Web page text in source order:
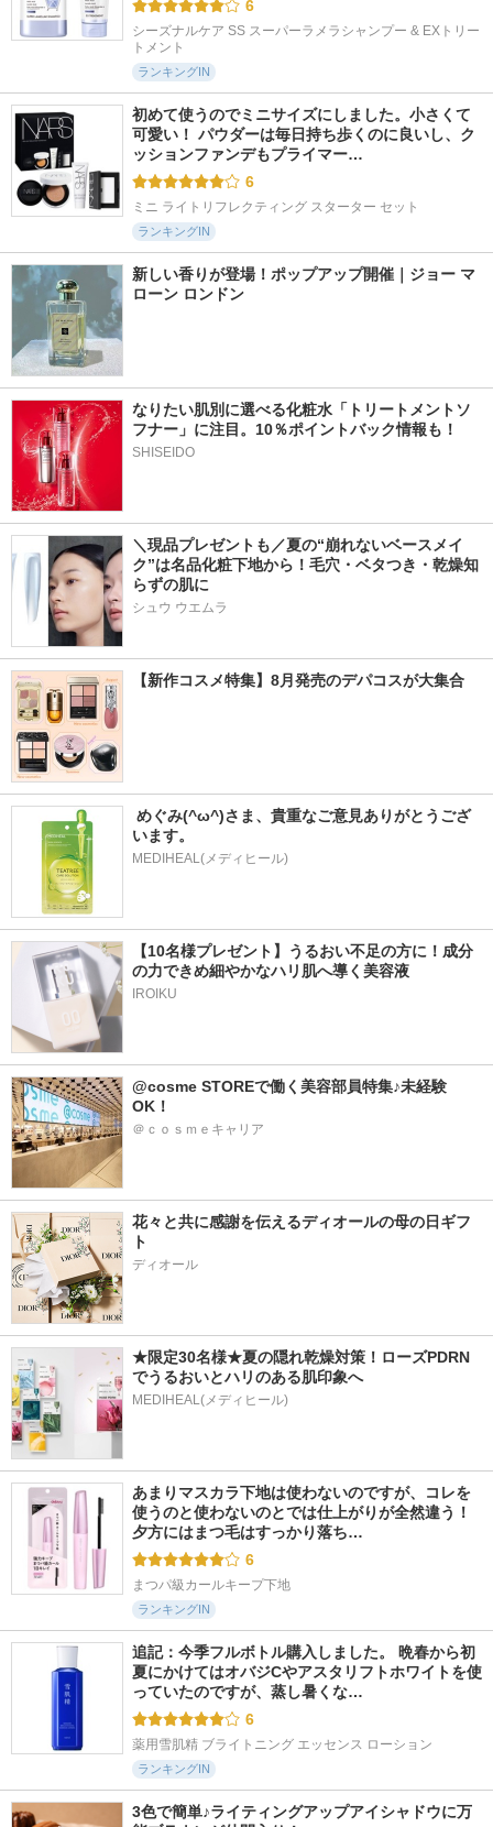
6
シーズナルケア SS スーパーラメラシャンプー & EXトリー
トメント
ランキングIN
初めて使うのでミニサイズにしました。小さくて
可愛い！ パウダーは毎日持ち歩くのに良いし、ク
ッションファンデもプライマー…
6
ミニ ライトリフレクティング スターター セット
ランキングIN
新しい香りが登場！ポップアップ開催｜ジョー マ
ローン ロンドン
なりたい肌別に選べる化粧水「トリートメントソ
フナー」に注目。10％ポイントバック情報も！
SHISEIDO
＼現品プレゼントも／夏の“崩れないベースメイ
ク”は名品化粧下地から！毛穴・ベタつき・乾燥知
らずの肌に
シュウ ウエムラ
【新作コスメ特集】8月発売のデパコスが大集合
めぐみ(^ω^)さま、貴重なご意見ありがとうござ
います。
MEDIHEAL(メディヒール)
【10名様プレゼント】うるおい不足の方に！成分
の力できめ細やかなハリ肌へ導く美容液
IROIKU
@cosme STOREで働く美容部員特集♪未経験
OK！
＠ｃｏｓｍｅキャリア
花々と共に感謝を伝えるディオールの母の日ギフ
ト
ディオール
★限定30名様★夏の隠れ乾燥対策！ローズPDRN
でうるおいとハリのある肌印象へ
MEDIHEAL(メディヒール)
あまりマスカラ下地は使わないのですが、コレを
使うのと使わないのとでは仕上がりが全然違う！
夕方にはまつ毛はすっかり落ち…
6
まつパ級カールキープ下地
ランキングIN
追記：今季フルボトル購入しました。 晩春から初
夏にかけてはオバジCやアスタリフトホワイトを使
っていたのですが、蒸し暑くな…
6
薬用雪肌精 ブライトニング エッセンス ローション
ランキングIN
3色で簡単♪ライティングアップアイシャドウに万